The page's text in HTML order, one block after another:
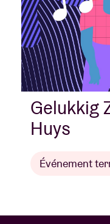
Gelukkig
Huys
Événement